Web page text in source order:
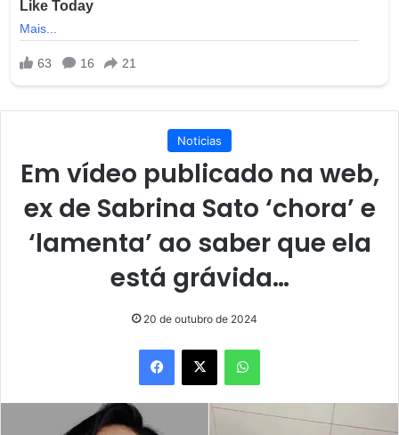
Noticias
Em vídeo publicado na web,
ex de Sabrina Sato ‘chora’ e
‘lamenta’ ao saber que ela
está grávida…
20 de outubro de 2024
Facebook
X WhatsApp